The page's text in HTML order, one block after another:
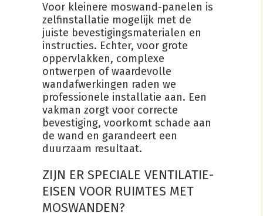
Voor kleinere moswand-panelen is
zelfinstallatie mogelijk met de
juiste bevestigingsmaterialen en
instructies. Echter, voor grote
oppervlakken, complexe
ontwerpen of waardevolle
wandafwerkingen raden we
professionele installatie aan. Een
vakman zorgt voor correcte
bevestiging, voorkomt schade aan
de wand en garandeert een
duurzaam resultaat.
ZIJN ER SPECIALE VENTILATIE-
EISEN VOOR RUIMTES MET
MOSWANDEN?